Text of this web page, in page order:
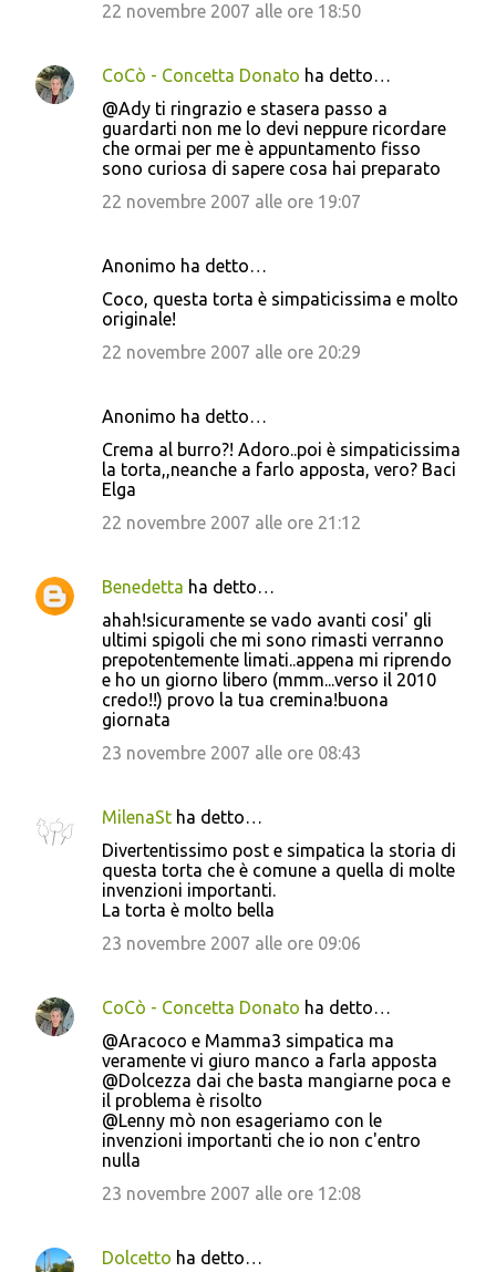
22 novembre 2007 alle ore 18:50
CoCò - Concetta Donato ha detto…
@Ady ti ringrazio e stasera passo a
guardarti non me lo devi neppure ricordare
che ormai per me è appuntamento fisso
sono curiosa di sapere cosa hai preparato
22 novembre 2007 alle ore 19:07
Anonimo ha detto…
Coco, questa torta è simpaticissima e molto
originale!
22 novembre 2007 alle ore 20:29
Anonimo ha detto…
Crema al burro?! Adoro..poi è simpaticissima
la torta,,neanche a farlo apposta, vero? Baci
Elga
22 novembre 2007 alle ore 21:12
Benedetta ha detto…
ahah!sicuramente se vado avanti cosi' gli
ultimi spigoli che mi sono rimasti verranno
prepotentemente limati..appena mi riprendo
e ho un giorno libero (mmm...verso il 2010
credo!!) provo la tua cremina!buona
giornata
23 novembre 2007 alle ore 08:43
MilenaSt ha detto…
Divertentissimo post e simpatica la storia di
questa torta che è comune a quella di molte
invenzioni importanti.
La torta è molto bella
23 novembre 2007 alle ore 09:06
CoCò - Concetta Donato ha detto…
@Aracoco e Mamma3 simpatica ma
veramente vi giuro manco a farla apposta
@Dolcezza dai che basta mangiarne poca e
il problema è risolto
@Lenny mò non esageriamo con le
invenzioni importanti che io non c'entro
nulla
23 novembre 2007 alle ore 12:08
Dolcetto ha detto…